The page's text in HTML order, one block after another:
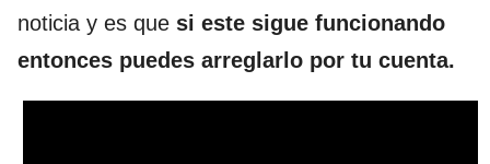
noticia y es que si este sigue funcionando
entonces puedes arreglarlo por tu cuenta.